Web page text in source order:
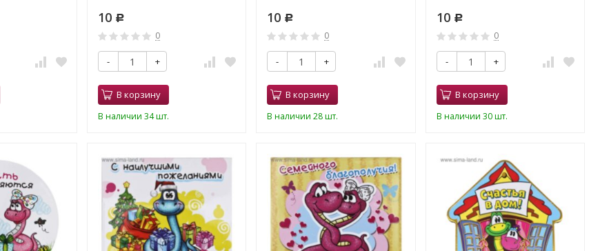
10 Р
0
- +
В корзину
В наличии 34 шт.
10 Р
0
- +
В корзину
В наличии 28 шт.
10 Р
0
- +
В корзину
В наличии 30 шт.